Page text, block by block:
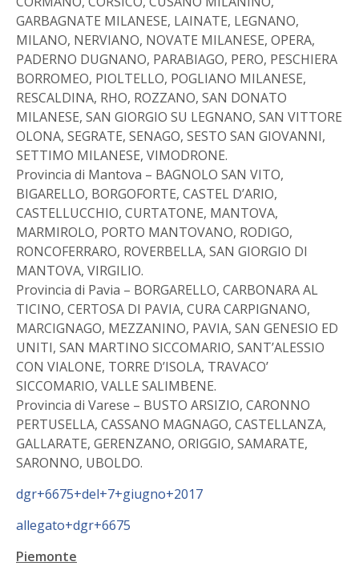
GARBAGNATE MILANESE, LAINATE, LEGNANO,
MILANO, NERVIANO, NOVATE MILANESE, OPERA,
PADERNO DUGNANO, PARABIAGO, PERO, PESCHIERA
BORROMEO, PIOLTELLO, POGLIANO MILANESE,
RESCALDINA, RHO, ROZZANO, SAN DONATO
MILANESE, SAN GIORGIO SU LEGNANO, SAN VITTORE
OLONA, SEGRATE, SENAGO, SESTO SAN GIOVANNI,
SETTIMO MILANESE, VIMODRONE.
Provincia di Mantova – BAGNOLO SAN VITO,
BIGARELLO, BORGOFORTE, CASTEL D’ARIO,
CASTELLUCCHIO, CURTATONE, MANTOVA,
MARMIROLO, PORTO MANTOVANO, RODIGO,
RONCOFERRARO, ROVERBELLA, SAN GIORGIO DI
MANTOVA, VIRGILIO.
Provincia di Pavia – BORGARELLO, CARBONARA AL
TICINO, CERTOSA DI PAVIA, CURA CARPIGNANO,
MARCIGNAGO, MEZZANINO, PAVIA, SAN GENESIO ED
UNITI, SAN MARTINO SICCOMARIO, SANT’ALESSIO
CON VIALONE, TORRE D’ISOLA, TRAVACO’
SICCOMARIO, VALLE SALIMBENE.
Provincia di Varese – BUSTO ARSIZIO, CARONNO
PERTUSELLA, CASSANO MAGNAGO, CASTELLANZA,
GALLARATE, GERENZANO, ORIGGIO, SAMARATE,
SARONNO, UBOLDO.
dgr+6675+del+7+giugno+2017
allegato+dgr+6675
Piemonte